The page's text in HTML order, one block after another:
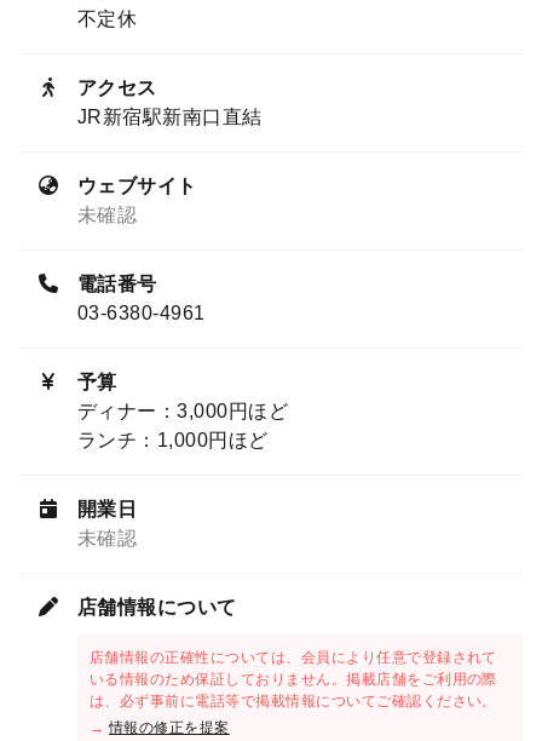
不定休
アクセス
JR新宿駅新南口直結
ウェブサイト
未確認
電話番号
03-6380-4961
予算
ディナー：3,000円ほど
ランチ：1,000円ほど
開業日
未確認
店舗情報について
店舗情報の正確性については、会員により任意で登録されて
いる情報のため保証しておりません。掲載店舗をご利用の際
は、必ず事前に電話等で掲載情報についてご確認ください。
→情報の修正を提案